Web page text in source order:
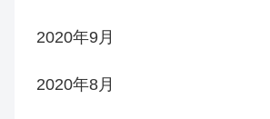
2020年9月
2020年8月